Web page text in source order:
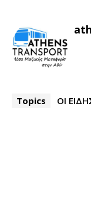
Topics ΟΙ